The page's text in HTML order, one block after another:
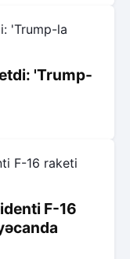
'Trump-
F-16